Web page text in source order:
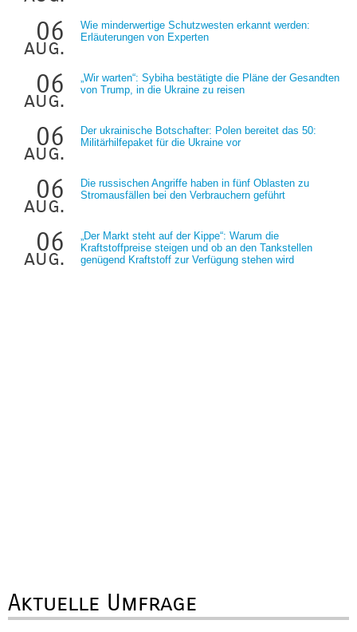
06
aug.
Wie minderwertige Schutzwesten erkannt werden:
Erläuterungen von Experten
06
aug.
„Wir warten“: Sybiha bestätigte die Pläne der Gesandten
von Trump, in die Ukraine zu reisen
06
aug.
Der ukrainische Botschafter: Polen bereitet das 50:
Militärhilfepaket für die Ukraine vor
06
aug.
Die russischen Angriffe haben in fünf Oblasten zu
Stromausfällen bei den Verbrauchern geführt
06
aug.
„Der Markt steht auf der Kippe“: Warum die
Kraftstoffpreise steigen und ob an den Tankstellen
genügend Kraftstoff zur Verfügung stehen wird
Aktuelle Umfrage